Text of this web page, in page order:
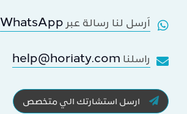
اَرسل لنا رسالة عبر WhatsApp
راسلنا help@horiaty.com
ارسل استشارتك الي متخصص